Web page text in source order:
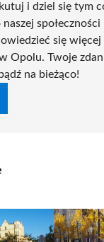
i dziel się tym
naszej
się
Opolu. Twoje
na bieżąco!